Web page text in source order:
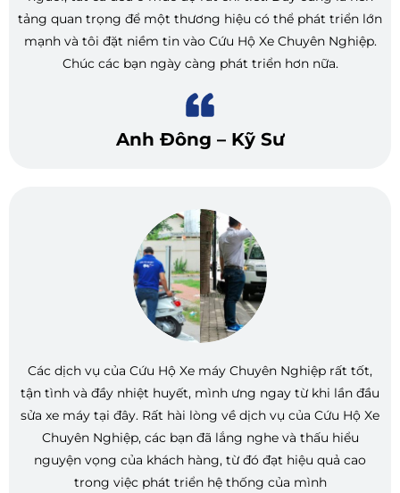
tảng quan trọng để một thương hiệu có thể phát triển lớn
mạnh và tôi đặt niềm tin vào Cứu Hộ Xe Chuyên Nghiệp.
Chúc các bạn ngày càng phát triển hơn nữa.
Anh Đông – Kỹ Sư
Các dịch vụ của Cứu Hộ Xe máy Chuyên Nghiệp rất tốt,
tận tình và đầy nhiệt huyết, mình ưng ngay từ khi lần đầu
sửa xe máy tại đây. Rất hài lòng về dịch vụ của Cứu Hộ Xe
Chuyên Nghiệp, các bạn đã lắng nghe và thấu hiểu
nguyện vọng của khách hàng, từ đó đạt hiệu quả cao
trong việc phát triển hệ thống của mình